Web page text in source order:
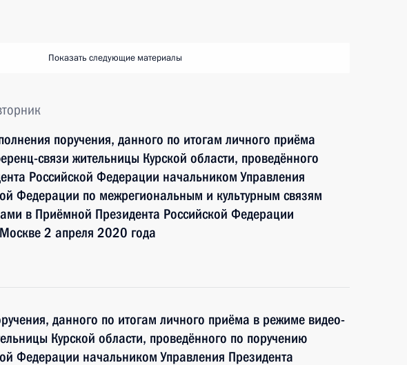
Показать следующие материалы
поручения, данного по итогам личного приёма
связи жительницы Курской области, проведённого
Российской Федерации начальником Управления
Федерации по межрегиональным и культурным связям
в Приёмной Президента Российской Федерации
2 апреля 2020 года
данного по итогам личного приёма в режиме видео-
Курской области, проведённого по поручению
Федерации начальником Управления Президента